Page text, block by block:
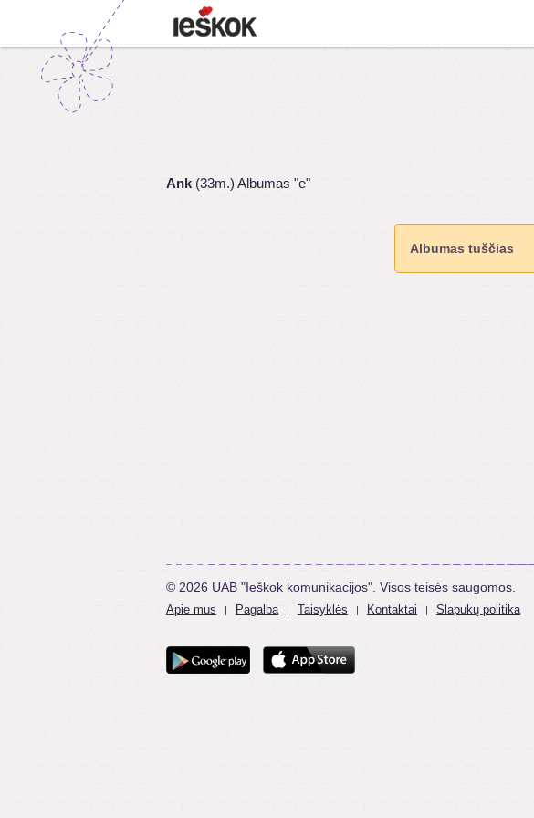
Ank (33m.) Albumas "e"
Albumas tuščias
© 2026 UAB "Ieškok komunikacijos". Visos teisės saugomos.
Apie mus | Pagalba | Taisyklės | Kontaktai | Slapukų politika